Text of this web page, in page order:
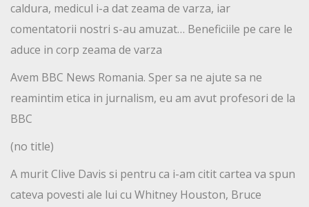
caldura, medicul i-a dat zeama de varza, iar
comentatorii nostri s-au amuzat… Beneficiile pe care le
aduce in corp zeama de varza
Avem BBC News Romania. Sper sa ne ajute sa ne
reamintim etica in jurnalism, eu am avut profesori de la
BBC
(no title)
A murit Clive Davis si pentru ca i-am citit cartea va spun
cateva povesti ale lui cu Whitney Houston, Bruce